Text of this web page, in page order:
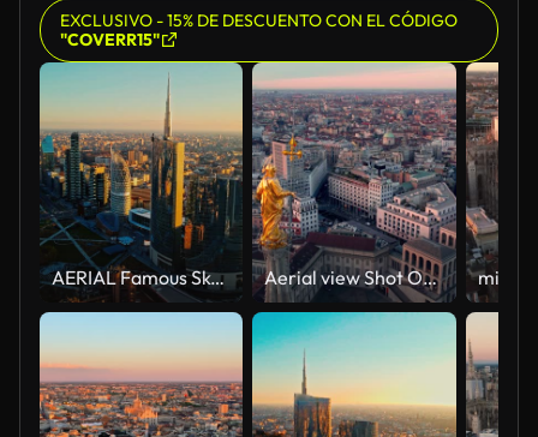
EXCLUSIVO - 15% DE DESCUENTO CON EL CÓDIGO
"COVERR15"
AERIAL Famous Skyscrapers In The Business District During Sunset,Milan,Italy,Europe Aerial view Shot Of Milan Cathedral Piazza Del Duomo Di Milano And Galleria Vittorio Emanuele City Center Of Milano Sunset. 4K Footage in Milan Italy